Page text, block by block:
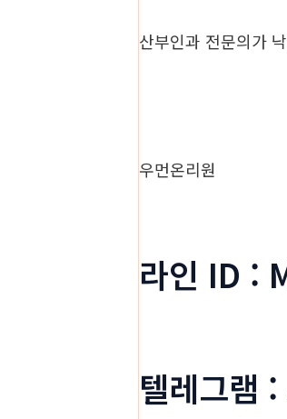
산부인과 전문의가
우먼온리원
라인 ID :
텔레그램